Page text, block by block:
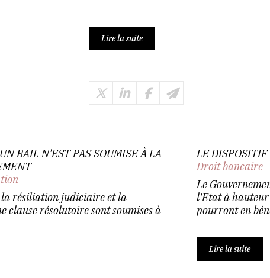
Lire la suite
BAIL N'EST PAS SOUMISE À LA
résiliation judiciaire et la
résolutoire sont soumises à
LE DISPOSITIF
Droit bancaire
Le
l'Etat à
pourront en
Lire la suite